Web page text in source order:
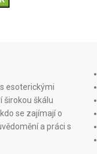
esoterickými
širokou škálu
se zajímají o
a práci s